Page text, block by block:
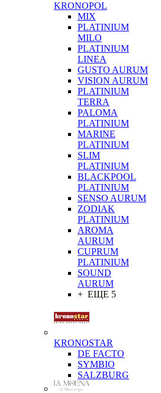
KRONOPOL
MIX
PLATINIUM
MILO
PLATINIUM
LINEA
GUSTO AURUM
VISION AURUM
PLATINIUM
TERRA
PALOMA
PLATINIUM
MARINE
PLATINIUM
SLIM
PLATINIUM
BLACKPOOL
PLATINIUM
SENSO AURUM
ZODIAK
PLATINIUM
AROMA
AURUM
CUPRUM
PLATINIUM
SOUND
AURUM
+ ЕЩЕ 5
KRONOSTAR
DE FACTO
SYMBIO
SALZBURG